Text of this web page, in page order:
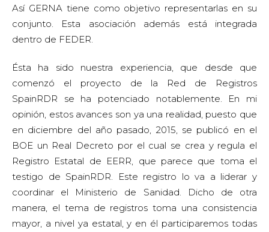
Así GERNA tiene como objetivo representarlas en su
conjunto. Esta asociación además está integrada
dentro de FEDER.
Ésta ha sido nuestra experiencia, que desde que
comenzó el proyecto de la Red de Registros
SpainRDR se ha potenciado notablemente. En mi
opinión, estos avances son ya una realidad, puesto que
en diciembre del año pasado, 2015, se publicó en el
BOE un Real Decreto por el cual se crea y regula el
Registro Estatal de EERR, que parece que toma el
testigo de SpainRDR. Este registro lo va a liderar y
coordinar el Ministerio de Sanidad. Dicho de otra
manera, el tema de registros toma una consistencia
mayor, a nivel ya estatal, y en él participaremos todas